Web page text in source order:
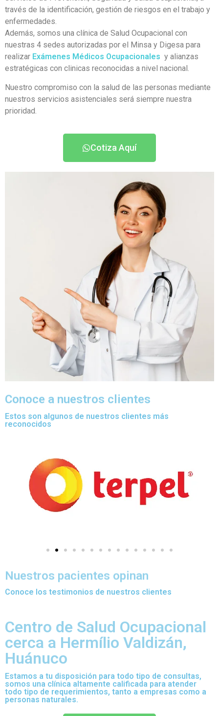
través de la identificación, gestión de riesgos en el trabajo y
enfermedades.
Además, somos una clínica de Salud Ocupacional con
nuestras 4 sedes autorizadas por el Minsa y Digesa para
realizar Exámenes Médicos Ocupacionales y alianzas
estratégicas con clinicas reconocidas a nivel nacional.
Nuestro compromiso con la salud de las personas mediante
nuestros servicios asistenciales será siempre nuestra
prioridad.
Cotiza Aquí
Conoce a nuestros clientes
Estos son algunos de nuestros clientes más
reconocidos
Nuestros pacientes opinan
Conoce los testimonios de nuestros clientes
Centro de Salud Ocupacional
cerca a Hermílio Valdizán,
Huánuco
Estamos a tu disposición para todo tipo de consultas,
somos una clínica altamente calificada para atender
todo tipo de requerimientos, tanto a empresas como a
personas naturales.